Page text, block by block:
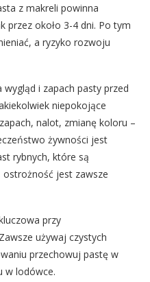
z makreli powinna
przez około 3-4 dni. Po tym
a ryzyko rozwoju
i zapach pasty przed
niepokojące
nalot, zmianę koloru –
żywności jest
rybnych, które są
jest zawsze
przy
używaj czystych
przechowuj pastę w
w lodówce.